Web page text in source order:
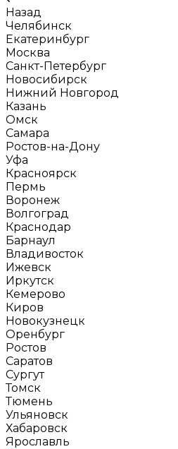
Назад
Челябинск
Екатеринбург
Москва
Санкт-Петербург
Новосибирск
Нижний Новгород
Казань
Омск
Самара
Ростов-на-Дону
Уфа
Красноярск
Пермь
Воронеж
Волгоград
Краснодар
Барнаул
Владивосток
Ижевск
Иркутск
Кемерово
Киров
Новокузнецк
Оренбург
Ростов
Саратов
Сургут
Томск
Тюмень
Ульяновск
Хабаровск
Ярославль